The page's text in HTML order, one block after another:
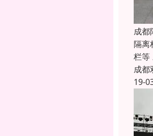
成都
隔离
栏等
成都
19-